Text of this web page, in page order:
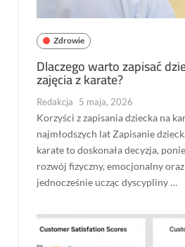
Zdrowie
Dlaczego warto zapisać
zajęcia z karate?
Redakcja 5 maja, 2026
Korzyści z zapisania dziecka na
najmłodszych lat Zapisanie
karate to doskonała decyzja,
rozwój fizyczny, emocjonalny oraz
jednocześnie ucząc dyscypliny …